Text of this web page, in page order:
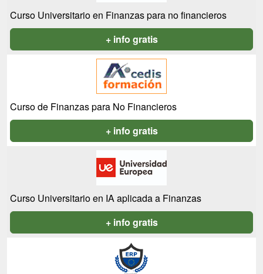
Curso Universitario en Finanzas para no financieros
+ info gratis
Curso de Finanzas para No Financieros
+ info gratis
Curso Universitario en IA aplicada a Finanzas
+ info gratis